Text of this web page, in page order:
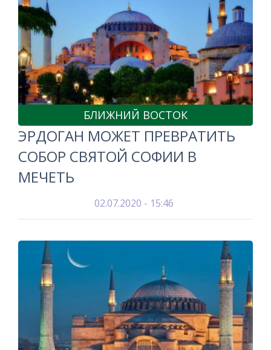
БЛИЖНИЙ ВОСТОК
ЭРДОГАН МОЖЕТ ПРЕВРАТИТЬ
СОБОР СВЯТОЙ СОФИИ В
МЕЧЕТЬ
02.07.2020 - 15:46